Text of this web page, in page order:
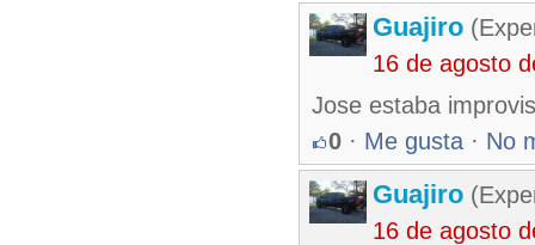
Guajiro
16 de agosto
Jose estaba
0 · Me gusta · No
Guajiro
16 de agosto